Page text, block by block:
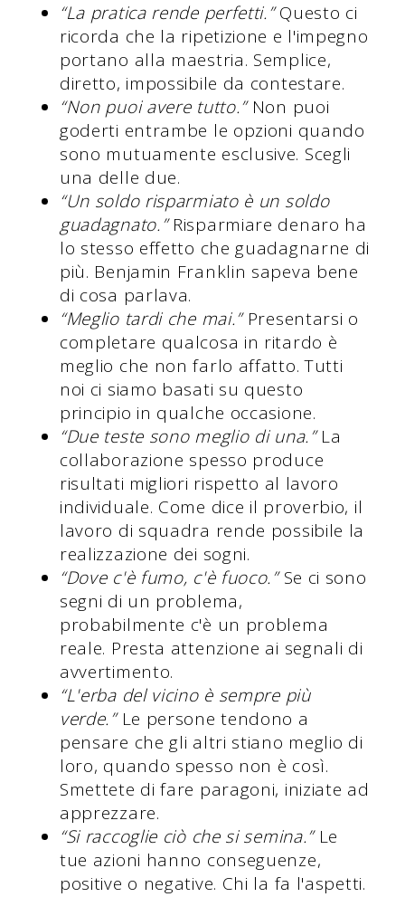
“La pratica rende perfetti.”Questo ci
ricorda che la ripetizione e l'impegno
portano alla maestria. Semplice,
diretto, impossibile da contestare.
“Non puoi avere tutto.” Non puoi
goderti entrambe le opzioni quando
sono mutuamente esclusive. Scegli
una delle due.
“Un soldo risparmiato è un soldo
guadagnato.”Risparmiare denaro ha
lo stesso effetto che guadagnarne di
più. Benjamin Franklin sapeva bene
di cosa parlava.
“Meglio tardi che mai.” Presentarsi o
completare qualcosa in ritardo è
meglio che non farlo affatto. Tutti
noi ci siamo basati su questo
principio in qualche occasione.
“Due teste sono meglio di una.”La
collaborazione spesso produce
risultati migliori rispetto al lavoro
individuale. Come dice il proverbio, il
lavoro di squadra rende possibile la
realizzazione dei sogni.
“Dove c'è fumo, c'è fuoco.”Se ci sono
segni di un problema,
probabilmente c'è un problema
reale. Presta attenzione ai segnali di
avvertimento.
“L'erba del vicino è sempre più
verde.”Le persone tendono a
pensare che gli altri stiano meglio di
loro, quando spesso non è così.
Smettete di fare paragoni, iniziate ad
apprezzare.
“Si raccoglie ciò che si semina.”Le
tue azioni hanno conseguenze,
positive o negative. Chi la fa l'aspetti.